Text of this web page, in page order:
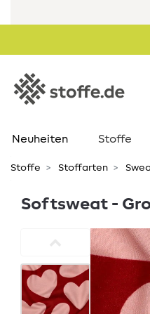
Neuheiten Stoffe
Stoffe Stoffarten
Softsweat -